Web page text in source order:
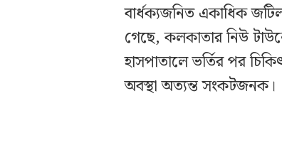
বার্ধক্যজনিত একাধিক
গেছে, কলকাতার নিউ
হাসপাতালে ভর্তির পর
অবস্থা অত্যন্ত সংকটজনক।